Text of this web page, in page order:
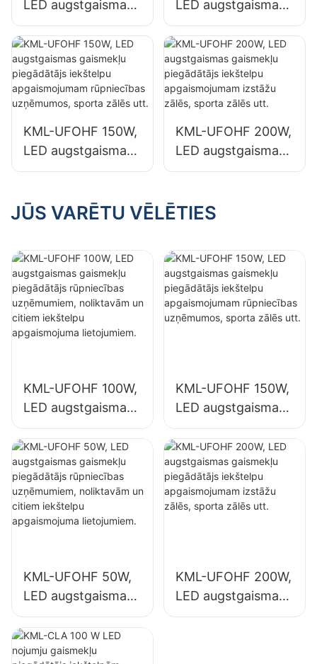
LED augstgaismas
gaismekļu
piegādātājs
rūpniecības
uzņēmumiem,
noliktavām un
apgaismojuma
lietojumiem.
LED augstgaismas
gaismekļu
piegādātājs
rūpniecības
uzņēmumiem,
noliktavām un
apgaismojuma
lietojumiem.
KML-UFOHF 150W,
LED augstgaismas
gaismekļu
iekštelpu
uzņēmumos,
sporta zālēs utt.
KML-UFOHF 200W,
LED augstgaismas
gaismekļu
iekštelpu
sporta zālēs utt.
JŪS VARĒTU VĒLĒTIES
KML-UFOHF 100W,
LED augstgaismas
gaismekļu
piegādātājs
rūpniecības
uzņēmumiem,
noliktavām un
citiem iekštelpu
KML-UFOHF 150W,
LED augstgaismas
gaismekļu
piegādātājs
iekštelpu
apgaismojumam
rūpniecības
KML-UFOHF 50W,
LED augstgaismas
gaismekļu
piegādātājs
rūpniecības
KML-UFOHF 200W,
LED augstgaismas
gaismekļu